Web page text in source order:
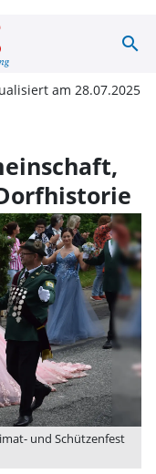
search
am 28.07.2025
und Schützenfest